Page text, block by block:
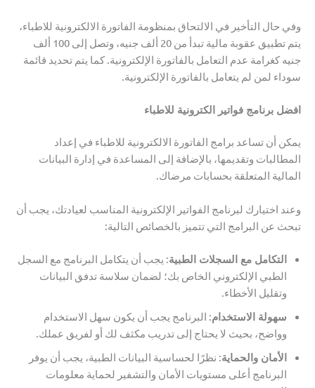
وفي حال التأخير في الالتحاق بمنظومة الفاتورة الالكترونية للاطباء،
يتم تطبيق عقوبة مالية تبدأ من 20 ألف جنيه، وتصل إلى 100 ألف
جنيه كغرامة عدم التعامل بالفاتورة الإلكترونية. كما يتم تحديد قائمة
سوداء لمن لم يتعامل بالفاتورة الإلكترونية.
افضل برنامج فواتير الكترونية للاطباء
يمكن أن تساعد برامج الفاتورة الالكترونية للاطباء في إعداد
المطالبات وتقديمها، بالإضافة إلى المساعدة في إدارة البيانات
المالية المتعلقة بحسابات مرضاك.
وعند اختيارك لبرنامج الفواتير الإلكترونية المناسب لعيادتك، يجب أن
تبحث عن البرامج التي تتميز بالخصائص التالية:
التكامل مع السجلات الطبية: يجب أن يتكامل البرنامج مع السجل
الطبي الإلكتروني الخاص بك؛ لضمان سلاسة تدفق البيانات
وتقليل الأخطاء.
سهولة الاستخدام: البرنامج يجب أن يكون سهل الاستخدام
وواضح، بحيث لا يحتاج إلى تدريب مكثف لك أو لفريق عملك.
الأمان والحماية: نظرًا لحساسية البيانات الطبية، يجب أن يوفر
البرنامج أعلى مستويات الأمان والتشفير لحماية معلومات